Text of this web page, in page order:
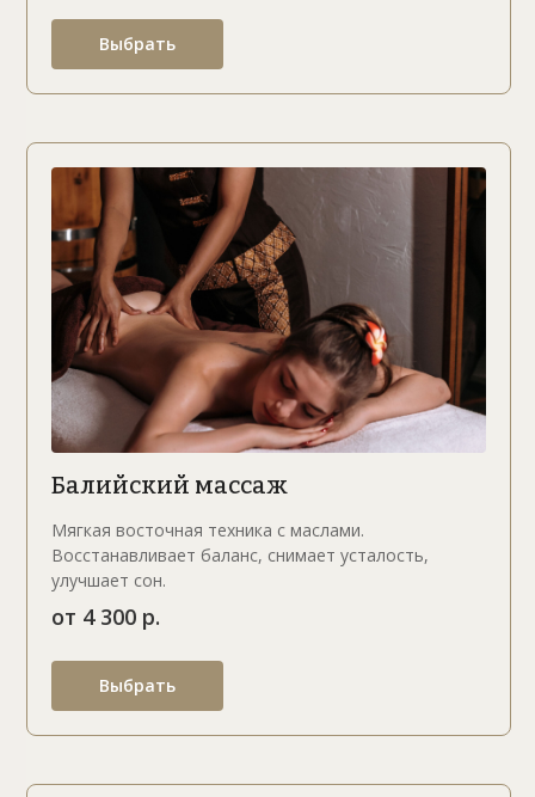
Выбрать
Балийский массаж
Мягкая восточная техника с маслами.
Восстанавливает баланс, снимает усталость,
улучшает сон.
от 4 300 р.
Выбрать